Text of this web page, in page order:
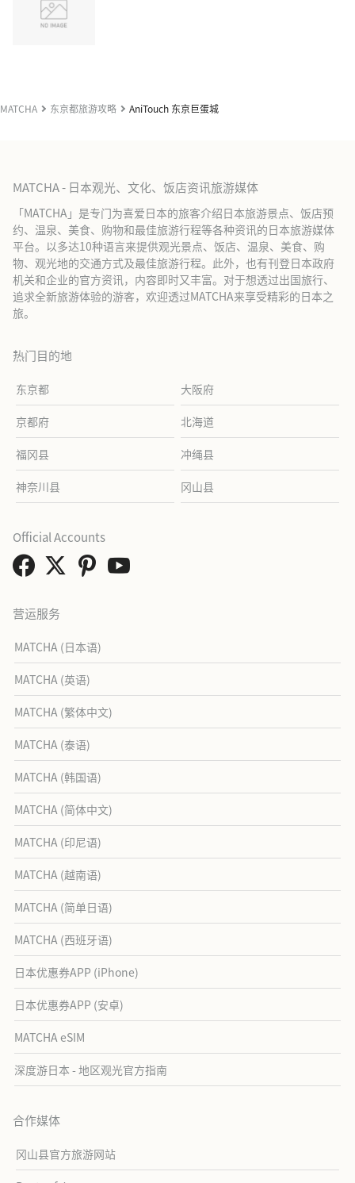
MATCHA 东京都旅游攻略 AniTouch 东京巨蛋城
MATCHA - 日本观光、文化、饭店资讯旅游媒体
「MATCHA」是专门为喜爱日本的旅客介绍日本旅游景点、饭店预
约、温泉、美食、购物和最佳旅游行程等各种资讯的日本旅游媒体
平台。以多达10种语言来提供观光景点、饭店、温泉、美食、购
物、观光地的交通方式及最佳旅游行程。此外，也有刊登日本政府
机关和企业的官方资讯，内容即时又丰富。对于想透过出国旅行、
追求全新旅游体验的游客，欢迎透过MATCHA来享受精彩的日本之
旅。
热门目的地
东京都 大阪府
京都府 北海道
福冈县 冲绳县
神奈川县 冈山县
营运服务
MATCHA (日本语)
MATCHA (英语)
MATCHA (繁体中文)
MATCHA (泰语)
MATCHA (韩国语)
MATCHA (简体中文)
MATCHA (印尼语)
MATCHA (越南语)
MATCHA (简单日语)
MATCHA (西班牙语)
日本优惠券APP (iPhone)
日本优惠券APP (安卓)
MATCHA eSIM
深度游日本 - 地区观光官方指南
合作媒体
冈山县官方旅游网站
Official Accounts